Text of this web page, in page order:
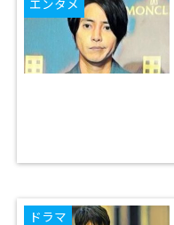
エンタメ
ドラマ